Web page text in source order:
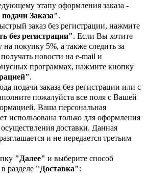
этапу оформления заказа -
Заказа".
заказ без регистрации, нажмите
без регистрации". Если Вы хотите
на покупку 5%, а также следить за
получать новости на e-mail и
программах, нажмите кнопку
.
подачи заказа без регистрации или с
пожалуйста все поля с Вашей
Ваша персональная
использована только для оформления
доставки. Данная
и не передается третьим
"Далее" и выберите способ
разделе ''Доставка":